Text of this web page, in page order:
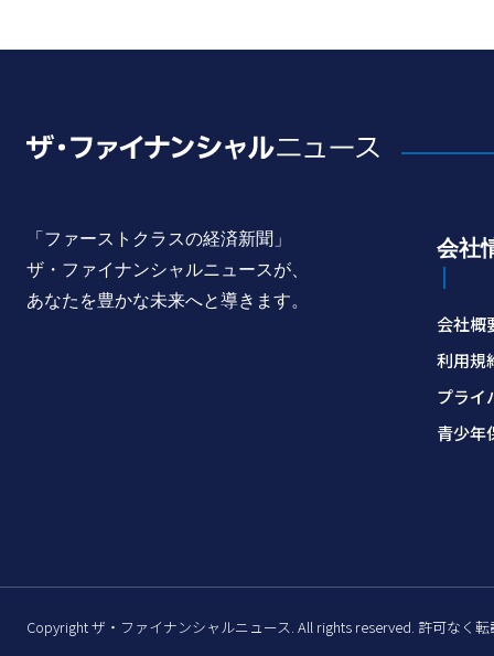
「ファーストクラスの経済新聞」
ザ・ファイナンシャルニュースが、
あなたを豊かな未来へと導きます。
会社
会社概
利用規
プライ
青少年
Copyright ザ・ファイナンシャルニュース. All rights reserved. 許可なく